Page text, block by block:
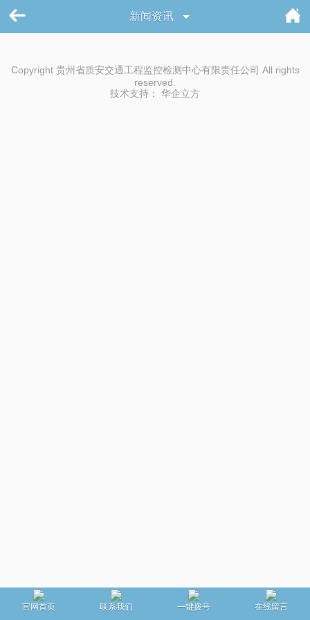
新闻资讯
Copyright 贵州省质安交通工程监控检测中心有限责任公司 All rights
reserved.
技术支持： 华企立方
官网首页 联系我们 一键拨号 在线留言